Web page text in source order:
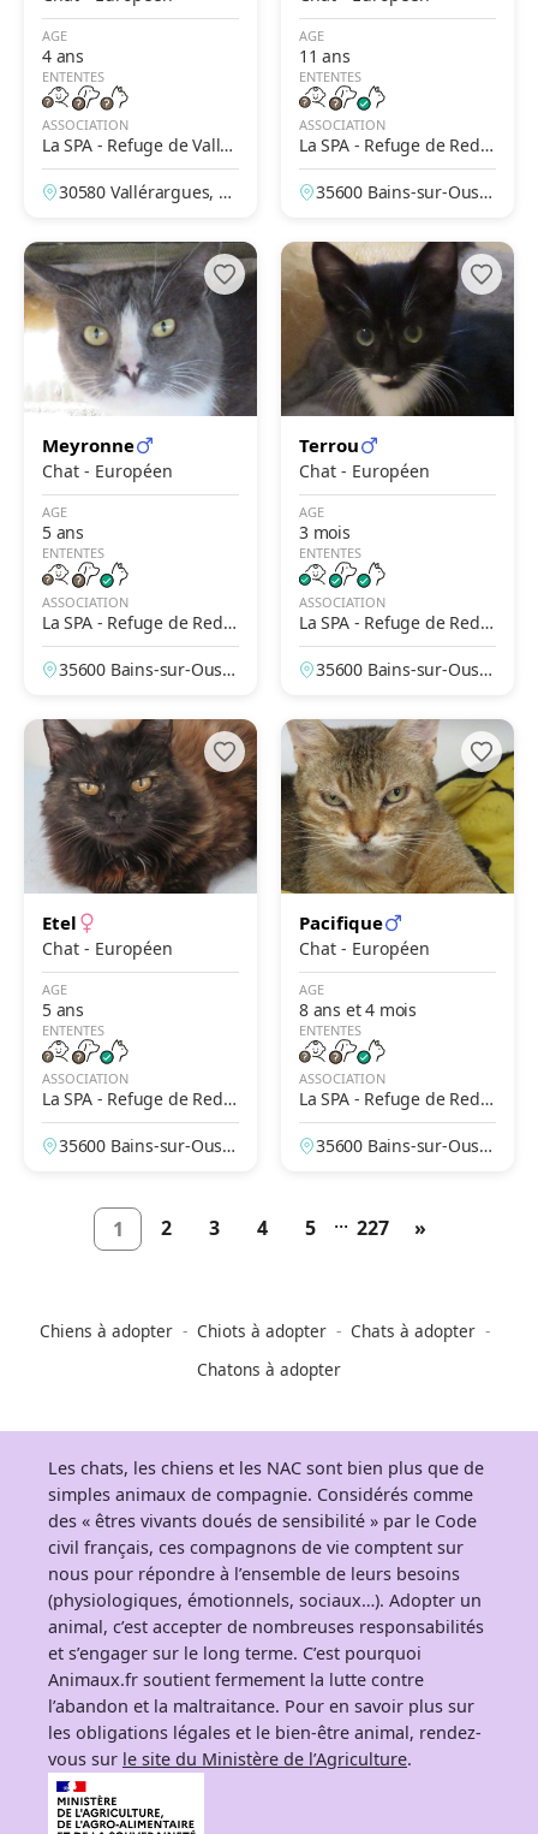
AGE
4 ans
ENTENTES
ASSOCIATION
La SPA - Refuge de Valler
argues – Alès
30580 Vallérargues, G
AGE
11 ans
ENTENTES
ASSOCIATION
La SPA - Refuge de Redo
n
35600 Bains-sur-Oust,
Meyronne
Chat - Européen
AGE
5 ans
ENTENTES
ASSOCIATION
La SPA - Refuge de Redo
n
35600 Bains-sur-Oust,
Terrou
Chat - Européen
AGE
3 mois
ENTENTES
ASSOCIATION
La SPA - Refuge de Redo
n
35600 Bains-sur-Oust,
Etel
Chat - Européen
AGE
5 ans
ENTENTES
ASSOCIATION
La SPA - Refuge de Redo
n
35600 Bains-sur-Oust,
Pacifique
Chat - Européen
AGE
8 ans et 4 mois
ENTENTES
ASSOCIATION
La SPA - Refuge de Redo
n
35600 Bains-sur-Oust,
1 2 3 4 5 ... 227 »
Chiens à adopter Chiots à adopter
Chats à adopter
Chatons à adopter
Les chats, les chiens et les NAC sont bien plus que de
simples animaux de compagnie. Considérés comme
des « êtres vivants doués de sensibilité » par le Code
civil français, ces compagnons de vie comptent sur
nous pour répondre à l’ensemble de leurs besoins
(physiologiques, émotionnels, sociaux…). Adopter un
animal, c’est accepter de nombreuses responsabilités
et s’engager sur le long terme. C’est pourquoi
Animaux.fr soutient fermement la lutte contre
l’abandon et la maltraitance. Pour en savoir plus sur
les obligations légales et le bien-être animal, rendez-
vous sur le site du Ministère de l’Agriculture.